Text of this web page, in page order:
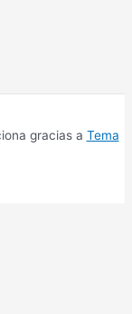
gracias a Tema